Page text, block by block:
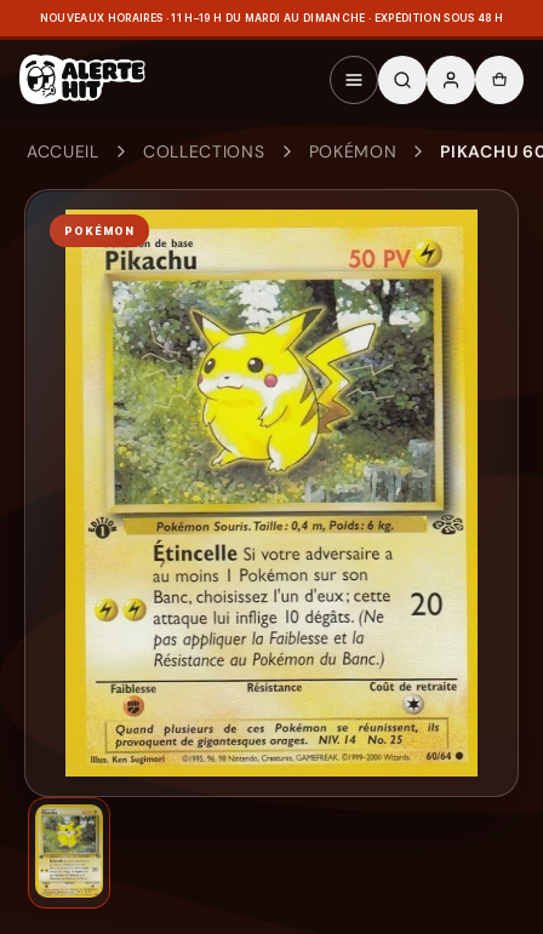
NOUVEAUX HORAIRES · 11 H–19 H DU MARDI AU DIMANCHE · EXPÉDITION SOUS 48 H
ACCUEIL COLLECTIONS POKÉMON PIKACHU
POKÉMON